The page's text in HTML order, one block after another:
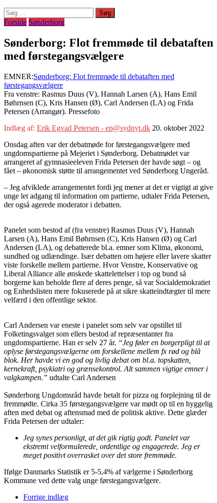
Søg
efter:
Forside Sønderborg
Sønderborg: Flot fremmøde til debataften
med førstegangsvælgere
EMNER:Sønderborg: Flot fremmøde til debataften med
førstegangsvælgere
Fra venstre: Rasmus Duus (V), Hannah Larsen (A), Hans Emil
Bøhrnsen (C), Kris Hansen (Ø), Carl Andersen (LA) og Frida
Petersen (Arrangør). Pressefoto
Indlæg af: Erik Egvad Petersen - ep@sydnyt.dk 20. oktober 2022
Onsdag aften var der debatmøde for førstegangsvælgere med
ungdomspartierne på Mejeriet i Sønderborg. Debatmødet var
arrangeret af gymnasieeleven Frida Petersen der havde søgt – og
fået – økonomisk støtte til arrangementet ved Sønderborg Ungeråd.
– Jeg afviklede arrangementet fordi jeg mener at det er vigtigt at give
unge let adgang til information om partierne, udtaler Frida Petersen,
der også agerede moderator i debatten.
Panelet som bestod af (fra venstre) Rasmus Duus (V), Hannah
Larsen (A), Hans Emil Bøhrnsen (C), Kris Hansen (Ø) og Carl
Andersen (LA), og debatterede bl.a. emner som Klima, økonomi,
sundhed og udlændinge. Især debatten om højere eller lavere skatter
viste forskelle mellem partierne. Hvor Venstre, Konservative og
Liberal Alliance alle ønskede skattelettelser i top og bund så
borgerne kan beholde flere af deres penge, så var Socialdemokratiet
og Enhedslisten mere fokuserede på at sikre skatteindtægter til mere
velfærd i den offentlige sektor.
Carl Andersen var eneste i panelet som selv var opstillet til
Folketingsvalget som ellers bestod af repræsentanter fra
ungdomspartierne. Han er selv 27 år. “Jeg føler en borgerpligt til at
oplyse førstegangsvælgerne om forskellene mellem fx rød og blå
blok. Her havde vi en god og livlig debat om bl.a. topskatten,
kernekraft, psykiatri og grænsekontrol. Alt sammen vigtige emner i
valgkampen.” udtalte Carl Andersen
Sønderborg Ungdomsråd havde betalt for pizza og forplejning til de
fremmødte. Cirka 35 førstegangsvælgere var mødt op til en hyggelig
aften med debat og aftensmad med de politisk aktive. Dette glæder
Frida Petersen der udtaler:
Jeg synes personligt, at det gik rigtig godt. Panelet var
ekstremt velformulerede, ordentlige og engagerede. Jeg er
meget positivt overrasket over det store fremmøde.
Ifølge Danmarks Statistik er 5-5,4% af vælgerne i Sønderborg
Kommune ved dette valg unge førstegangsvælgere.
Forrige indlæg